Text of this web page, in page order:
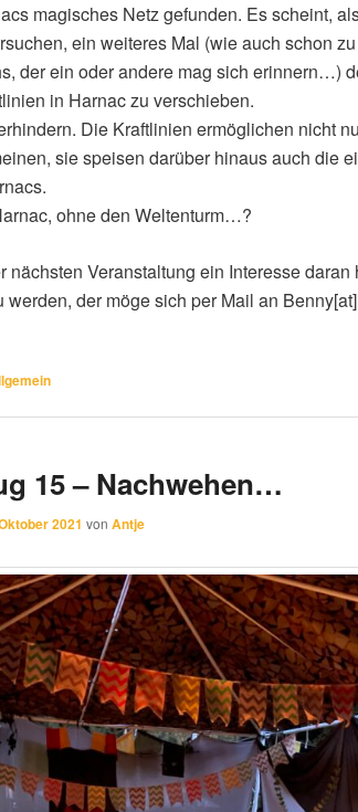
magisches Netz gefunden. Es scheint,
ein weiteres Mal (wie auch schon
der ein oder andere mag sich erinnern…)
in Harnac zu verschieben.
Die Kraftlinien ermöglichen nicht
sie speisen darüber hinaus auch die
ohne den Weltenturm…?
nächsten Veranstaltung ein Interesse daran
werden, der möge sich per Mail an
15 – Nachwehen…
2021 von Antje